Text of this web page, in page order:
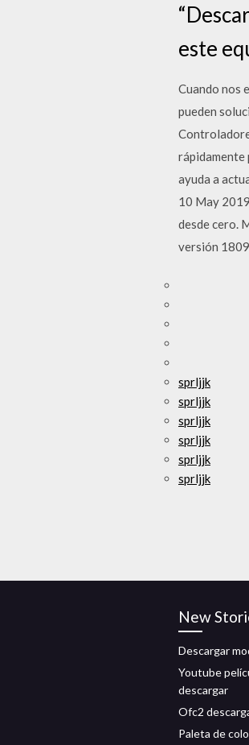
este
Cuando nos
pueden
rápidamente
ayuda a
10 May
desde cero.
versión
sprljjk
sprljjk
sprljjk
sprljjk
sprljjk
sprljjk
New
Descargar
Youtube
descargar
Ofc2
Paleta de